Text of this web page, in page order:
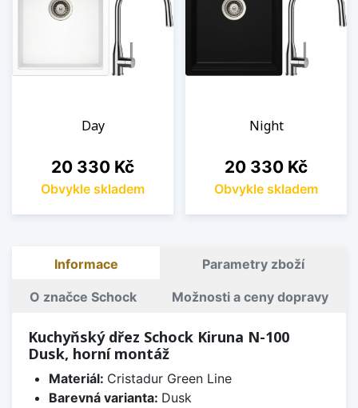
Day
Cena
20 330 Kč
Obvykle skladem
Night
Cena
20 330 Kč
Obvykle skladem
Informace Parametry zboží
O značce Schock Možnosti a ceny dopravy
Kuchyňský dřez Schock Kiruna N-100
Dusk, horní montáž
Materiál: Cristadur Green Line
Barevná varianta: Dusk